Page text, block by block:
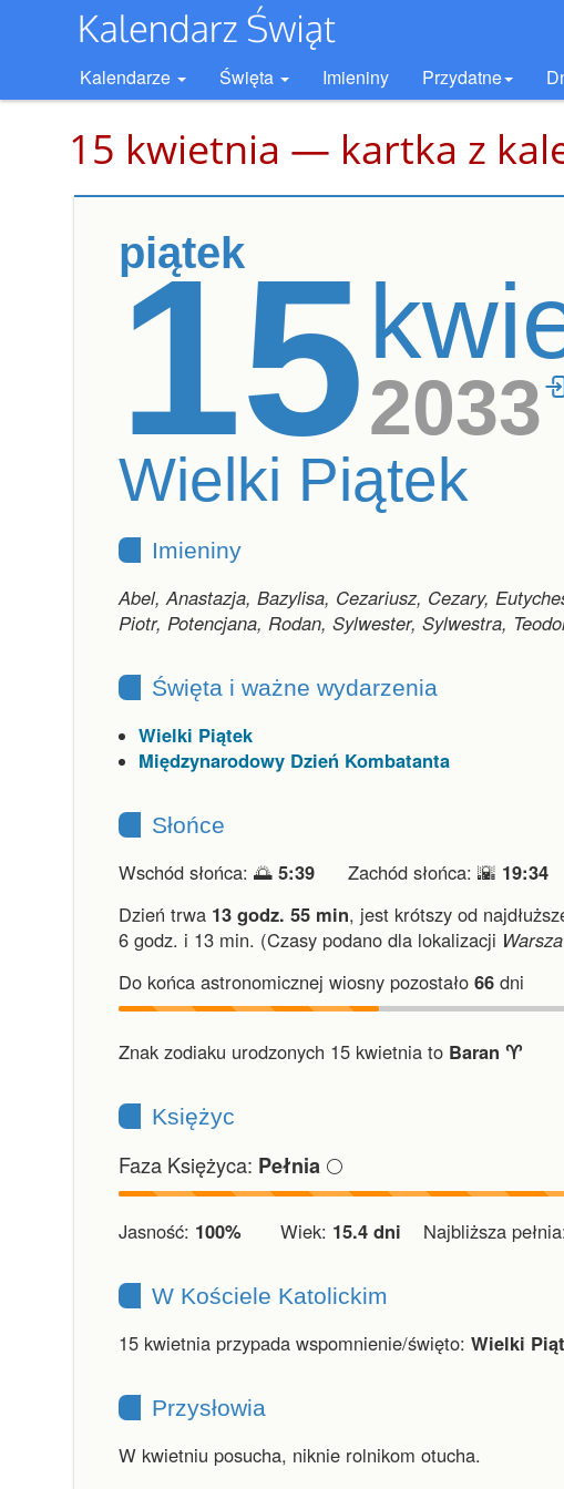
Kalendarze Święta Imieniny Przydatne
15 kwietnia — kartka z
piątek
152033
Wielki Piątek
Imieniny
Abel, Anastazja, Bazylisa, Cezariusz, Cezary,
Piotr, Potencjana, Rodan, Sylwester, Sylwestra,
Święta i ważne wydarzenia
Wielki Piątek
Międzynarodowy Dzień Kombatanta
Słońce
Wschód słońca: 🌅 5:39 Zachód słońca: 🌇 19:34
Dzień trwa 13 godz. 55 min, jest krótszy od
6 godz. i 13 min. (Czasy podano dla lokalizacji
Do końca astronomicznej wiosny pozostało 66 dni
Znak zodiaku urodzonych 15 kwietnia to Baran ♈︎
Księżyc
Faza Księżyca: Pełnia 🌕
Jasność: 100% Wiek: 15.4 dni Najbliższa
W Kościele Katolickim
15 kwietnia przypada wspomnienie/święto: Wielki
Przysłowia
W kwietniu posucha, niknie rolnikom otucha.